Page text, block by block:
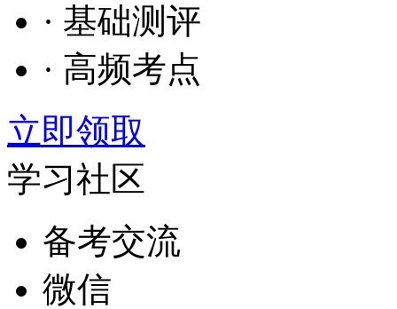
· 基础测评
· 高频考点
立即领取
学习社区
备考交流
微信